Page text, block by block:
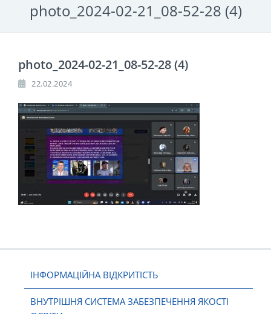
photo_2024-02-21_08-52-28 (4)
ІНФОРМАЦІЙНА ВІДКРИТІСТЬ
ВНУТРІШНЯ СИСТЕМА ЗАБЕЗПЕЧЕННЯ ЯКОСТІ
photo_2024-02-21_08-52-28 (4)
22.02.2024